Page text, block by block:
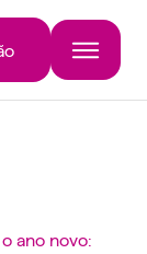
ano novo: